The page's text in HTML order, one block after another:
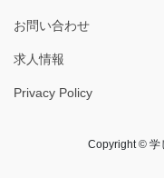
お問い合わせ
求人情報
Privacy Policy
Copyright © 学